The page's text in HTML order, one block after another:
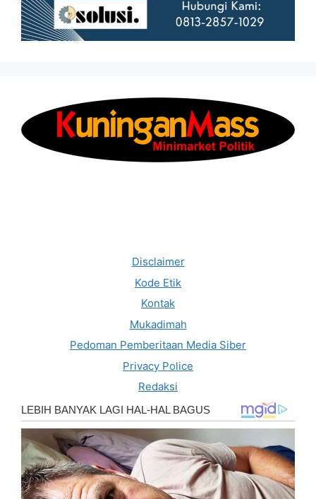
Disclaimer
Kode Etik
Kontak
Mukadimah
Pedoman Pemberitaan Media Siber
Privacy Police
Redaksi